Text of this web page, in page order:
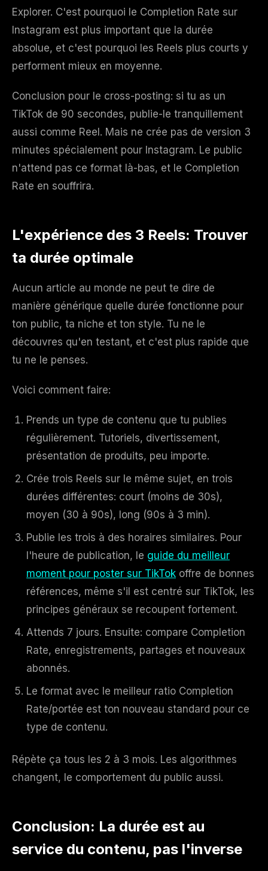
Explorer. C'est pourquoi le Completion Rate sur
Instagram est plus important que la durée
absolue, et c'est pourquoi les Reels plus courts y
performent mieux en moyenne.
Conclusion pour le cross-posting: si tu as un
TikTok de 90 secondes, publie-le tranquillement
aussi comme Reel. Mais ne crée pas de version 3
minutes spécialement pour Instagram. Le public
n'attend pas ce format là-bas, et le Completion
Rate en souffrira.
L'expérience des 3 Reels: Trouver
ta durée optimale
Aucun article au monde ne peut te dire de
manière générique quelle durée fonctionne pour
ton public, ta niche et ton style. Tu ne le
découvres qu'en testant, et c'est plus rapide que
tu ne le penses.
Voici comment faire:
Prends un type de contenu que tu publies
régulièrement. Tutoriels, divertissement,
présentation de produits, peu importe.
Crée trois Reels sur le même sujet, en trois
durées différentes: court (moins de 30s),
moyen (30 à 90s), long (90s à 3 min).
Publie les trois à des horaires similaires. Pour
l'heure de publication, le guide du meilleur
moment pour poster sur TikTok offre de bonnes
références, même s'il est centré sur TikTok, les
principes généraux se recoupent fortement.
Attends 7 jours. Ensuite: compare Completion
Rate, enregistrements, partages et nouveaux
abonnés.
Le format avec le meilleur ratio Completion
Rate/portée est ton nouveau standard pour ce
type de contenu.
Répète ça tous les 2 à 3 mois. Les algorithmes
changent, le comportement du public aussi.
Conclusion: La durée est au
service du contenu, pas l'inverse